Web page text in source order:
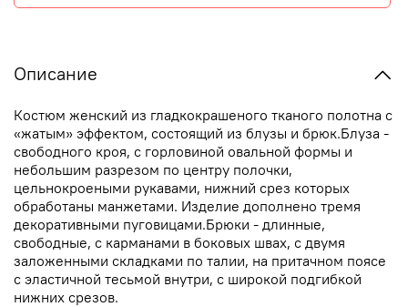
Описание
Костюм женский из гладкокрашеного тканого полотна с
«жатым» эффектом, состоящий из блузы и брюк.Блуза -
свободного кроя, с горловиной овальной формы и
небольшим разрезом по центру полочки,
цельнокроеными рукавами, нижний срез которых
обработаны манжетами. Изделие дополнено тремя
декоративными пуговицами.Брюки - длинные,
свободные, с карманами в боковых швах, с двумя
заложенными складками по талии, на притачном поясе
с эластичной тесьмой внутри, с широкой подгибкой
нижних срезов.